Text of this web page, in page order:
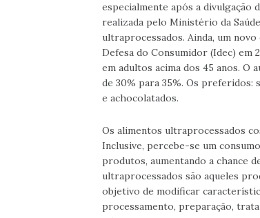
especialmente após a divulgação
realizada pelo Ministério da
ultraprocessados. Ainda, um
Defesa do Consumidor (Idec) em
em adultos acima dos 45 anos. O
de 30% para 35%. Os preferidos:
e achocolatados.
Os alimentos ultraprocessados
Inclusive, percebe-se um
produtos, aumentando a chance
ultraprocessados são aqueles
objetivo de modificar
processamento, preparação,